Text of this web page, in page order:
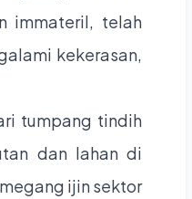
immateril, telah
kekerasan,
tumpang tindih
dan lahan di
ijin sektor